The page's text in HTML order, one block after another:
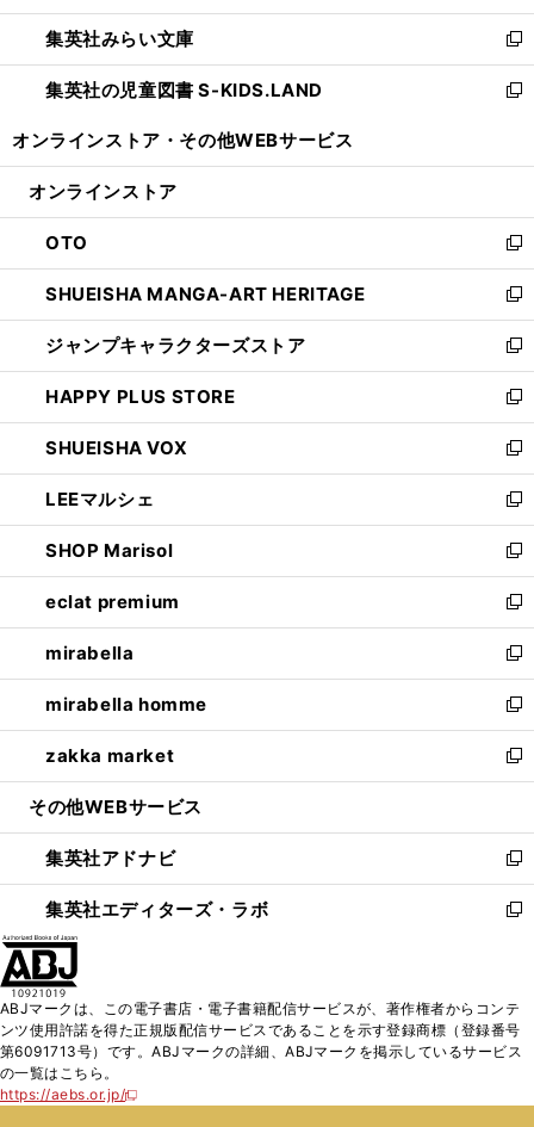
開
く
ウ
で
開
く
ン
ド
ウ
で
ウ
ィ
ン
ド
開
集英社みらい文庫
新
し
い
ン
ウ
で
開
く
集英社の児童図書 S-KIDS.LAND
新
ウ
ン
ド
ウ
で
開
く
オンラインストア・ その他WEBサービス
オンラインストア
OTO
新
し
い
ウ
ィ
ン
ド
ウ
で
開
く
SHUEISHA MANGA-ART HERITAGE
新
し
い
ウ
ィ
ン
ド
ウ
で
開
く
ジャンプキャラクターズストア
新
し
い
ウ
ィ
ン
ド
ウ
で
開
く
HAPPY PLUS STORE
新
し
い
ウ
ィ
ン
ド
ウ
で
開
く
SHUEISHA VOX
新
し
い
ウ
ィ
ン
ド
ウ
で
開
く
LEEマルシェ
新
し
い
ウ
ィ
ン
ド
ウ
で
開
く
SHOP Marisol
新
し
い
ウ
ィ
ン
ド
ウ
で
開
eclat premium
新
し
い
ウ
ィ
ン
ド
ウ
開
く
mirabella
新
し
い
ウ
ィ
ン
ウ
で
開
く
mirabella homme
新
し
い
ウ
ン
ド
ウ
で
zakka market
新
し
ウ
ィ
ン
ド
く
その他WEBサービス
集英社アドナビ
新
し
い
ド
ウ
で
集英社エディターズ・ラボ
新
ィ
ン
ド
ABJマークは、この電子書店・電子書籍配信サービスが、著作権者からコンテ
ンツ使用許諾を得た正規版配信サービスであることを示す登録商標（登録番号
第6091713号）です。ABJマークの詳細、ABJマークを掲示しているサービス
の一覧はこちら。
https://aebs.or.jp/
新